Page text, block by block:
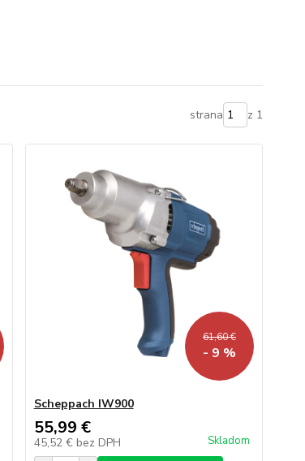
strana z 1
61,60 €
- 9 %
Scheppach IW900
55,99 €
45,52 € bez DPH Skladom